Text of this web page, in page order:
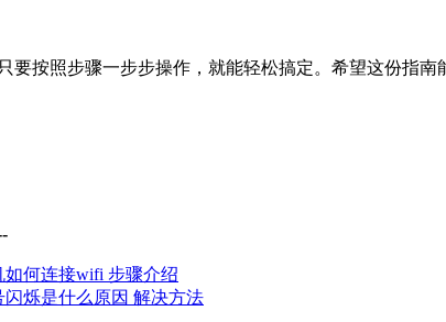
要按照步骤一步步操作，就能轻松搞定。希望这份指
何连接wifi 步骤介绍
烁是什么原因 解决方法